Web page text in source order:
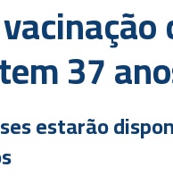
37
estarão